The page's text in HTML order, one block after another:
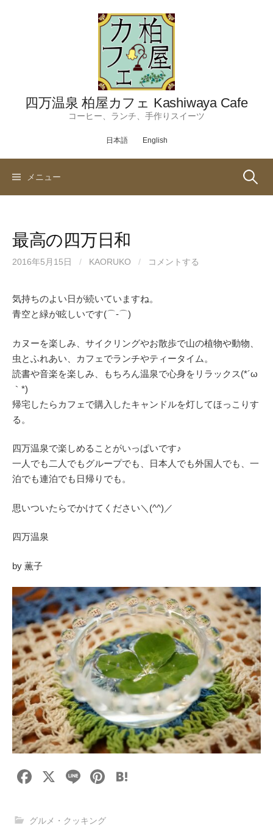
四万温泉 柏屋カフェ Kashiwaya Cafe
コーヒー、ランチ、手作りスイーツ
日本語 English
メニュー 検
最高の四万日和
2016年5月15日 / KAORUKO / コメントする
気持ちのよい日が続いていますね。
青空と緑が眩しいです(⌒‐⌒)
カヌーを楽しみ、サイクリングやお散歩で山の植物や動物、
虫とふれあい、カフェでランチやティータイム。
読書や音楽を楽しみ、もちろん温泉で心身をリラックス(*´ω
｀*)
帰宅したらカフェで購入したキャンドルを灯してほっこりす
る。
四万温泉で楽しめることがいっぱいです♪
一人でも二人でもグループでも、日本人でも外国人でも、一
泊でも連泊でも日帰りでも。
思いついたらでかけてください＼(^^)／
四万温泉
by 薫子
F
c
X
Li
e
Pi
グルメ・クッキング